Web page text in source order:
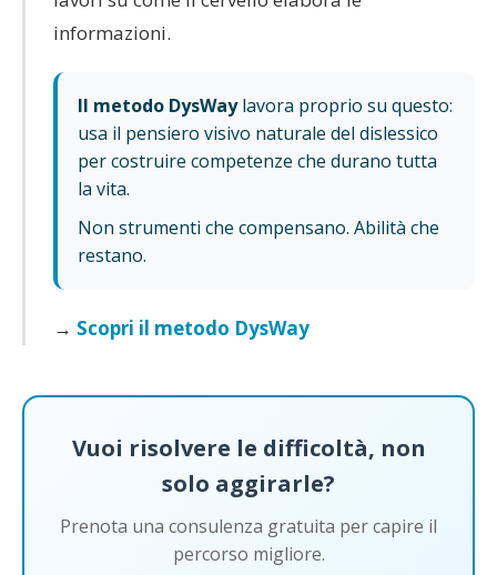
informazioni.
Il metodo DysWaylavora proprio su questo:
usa il pensiero visivo naturale del dislessico
per costruire competenze che durano tutta
la vita.
Non strumenti che compensano. Abilità che
restano.
→ Scopri il metodo DysWay
Vuoi risolvere le difficoltà, non
solo aggirarle?
Prenota una consulenza gratuita per capire il
percorso migliore.